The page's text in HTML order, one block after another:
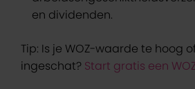
en dividenden.
Tip: Is je WOZ-waarde te hoog
ingeschat? Start gratis een